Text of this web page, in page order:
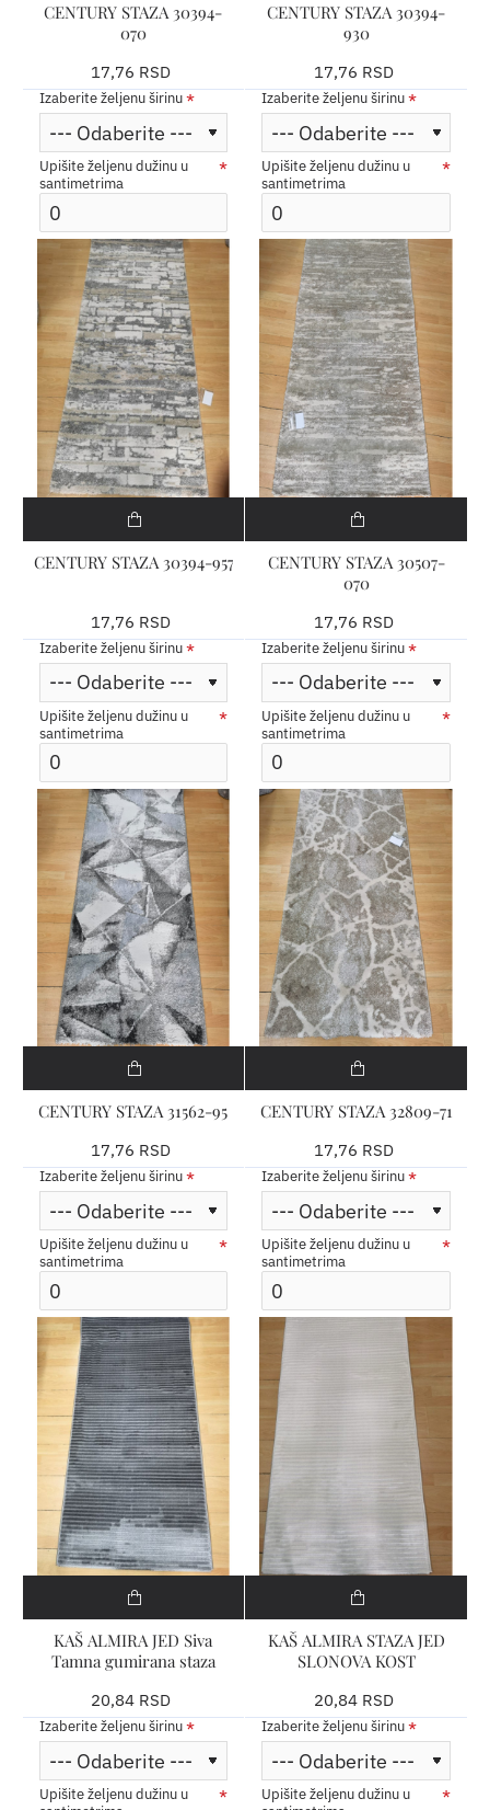
CENTURY STAZA 30394-
070
17,76 RSD
Izaberite željenu širinu
Upišite željenu dužinu u
santimetrima
CENTURY STAZA 30394-
930
17,76 RSD
Izaberite željenu širinu
Upišite željenu dužinu u
santimetrima
CENTURY STAZA 30394-957
17,76 RSD
Izaberite željenu širinu
Upišite željenu dužinu u
santimetrima
CENTURY STAZA 30507-
070
17,76 RSD
Izaberite željenu širinu
Upišite željenu dužinu u
santimetrima
CENTURY STAZA 31562-95
17,76 RSD
Izaberite željenu širinu
Upišite željenu dužinu u
santimetrima
CENTURY STAZA 32809-71
17,76 RSD
Izaberite željenu širinu
Upišite željenu dužinu u
santimetrima
KAŠ ALMIRA JED Siva
Tamna gumirana staza
20,84 RSD
Izaberite željenu širinu
Upišite željenu dužinu u
KAŠ ALMIRA STAZA JED
SLONOVA KOST
20,84 RSD
Izaberite željenu širinu
Upišite željenu dužinu u